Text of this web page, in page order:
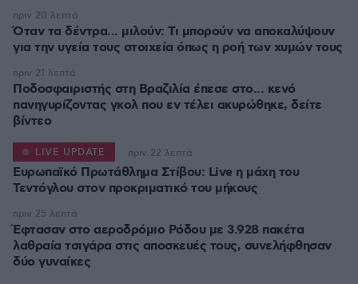
Όταν τα δέντρα... μιλούν: Τι μπορούν να αποκαλύψουν
για την υγεία τους στοιχεία όπως η ροή των χυμών τους
πριν 20 λεπτά
Ποδοσφαιριστής στη Βραζιλία έπεσε στο... κενό
πανηγυρίζοντας γκολ που εν τέλει ακυρώθηκε, δείτε
βίντεο
πριν 21 λεπτά
Ευρωπαϊκό Πρωτάθλημα Στίβου: Live η μάχη του
Τεντόγλου στον προκριματικό του μήκους
LIVE UPDATE πριν 22 λεπτά
Έφτασαν στο αεροδρόμιο Ρόδου με 3.928 πακέτα
λαθραία τσιγάρα στις αποσκευές τους, συνελήφθησαν
δύο γυναίκες
πριν 25 λεπτά